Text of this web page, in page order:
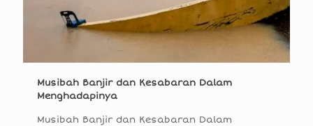
Musibah Banjir dan Kesabaran Dalam
Menghadapinya
Musibah Banjir dan Kesabaran Dalam